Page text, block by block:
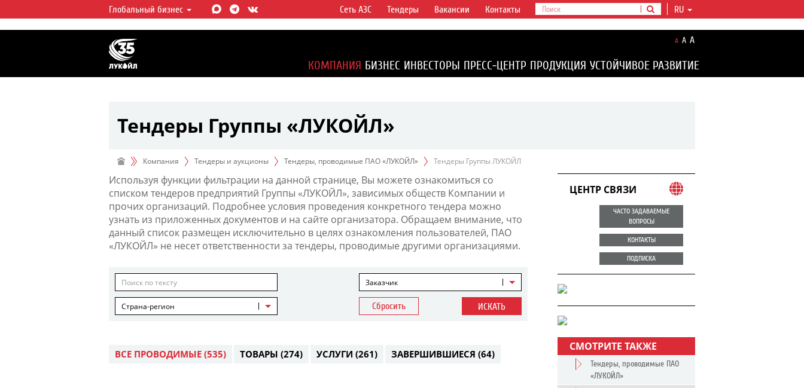
ЛУКОЙЛ СЕГОДНЯ
ЛУКОЙЛ — одна из крупнейших вертикально
интегрированных нефтегазовых компаний в
мире, на долю которой приходится более 2%
мировой добычи нефти и около 1% доказанных
Глобальный бизнес RU
Сеть АЗС Тендеры Вакансии Контакты
A A A
КОМПАНИЯ БИЗНЕС ИНВЕСТОРЫ ПРЕСС-ЦЕНТР ПРОДУКЦИЯ УСТОЙЧИВОЕ РАЗВИТИЕ
Тендеры Группы «ЛУКОЙЛ»
Компания Тендеры и аукционы Тендеры, проводимые ПАО «ЛУКОЙЛ» Тендеры Группы ЛУКОЙЛ
Используя функции фильтрации на данной странице, Вы можете ознакомиться со
списком тендеров предприятий Группы «ЛУКОЙЛ», зависимых обществ Компании и
прочих организаций. Подробнее условия проведения конкретного тендера можно
узнать из приложенных документов и на сайте организатора. Обращаем внимание, что
данный список размещен исключительно в целях ознакомления пользователей, ПАО
«ЛУКОЙЛ» не несет ответственности за тендеры, проводимые другими организациями.
Заказчик
Страна-регион Сбросить ИСКАТЬ
ВСЕ ПРОВОДИМЫЕ (535) ТОВАРЫ (274) УСЛУГИ (261) ЗАВЕРШИВШИЕСЯ (64)
ЦЕНТР СВЯЗИ
ЧАСТО ЗАДАВАЕМЫЕ
ВОПРОСЫ
КОНТАКТЫ
ПОДПИСКА
СМОТРИТЕ ТАКЖЕ
Тендеры, проводимые ПАО
«ЛУКОЙЛ»